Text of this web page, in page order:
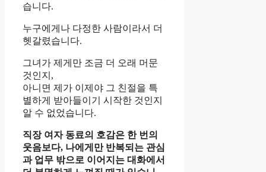
습니다.
누구에게나 다정한 사람이라서 더
헷갈렸습니다.
그녀가 제게만 조금 더 오래 머문
것인지,
아니면 제가 이제야 그 친절을 특
별하게 받아들이기 시작한 것인지
알 수 없었습니다.
직장 여자 동료의 호감은 한 번의
웃음보다, 나에게만 반복되는 관심
과 업무 밖으로 이어지는 대화에서